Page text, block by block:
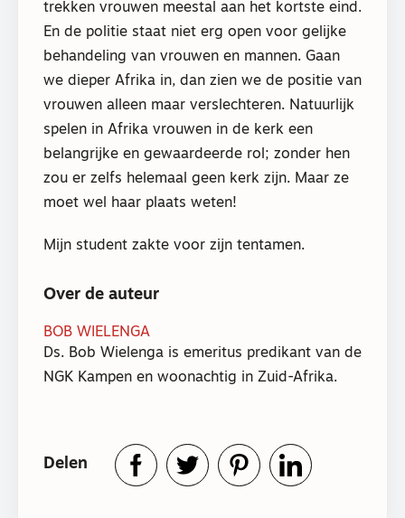
trekken vrouwen meestal aan het kortste eind.
En de politie staat niet erg open voor gelijke
behandeling van vrouwen en mannen. Gaan
we dieper Afrika in, dan zien we de positie van
vrouwen alleen maar verslechteren. Natuurlijk
spelen in Afrika vrouwen in de kerk een
belangrijke en gewaardeerde rol; zonder hen
zou er zelfs helemaal geen kerk zijn. Maar ze
moet wel haar plaats weten!
Mijn student zakte voor zijn tentamen.
Over de auteur
BOB WIELENGA
Ds. Bob Wielenga is emeritus predikant van de
NGK Kampen en woonachtig in Zuid-Afrika.
Delen